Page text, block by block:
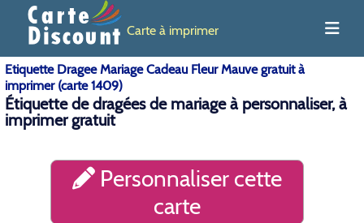
Carte à imprimer
Etiquette Dragee Mariage Cadeau Fleur Mauve gratuit à
imprimer (carte 1409)
Étiquette de dragées de mariage à personnaliser, à
imprimer gratuit
Personnaliser cette
carte